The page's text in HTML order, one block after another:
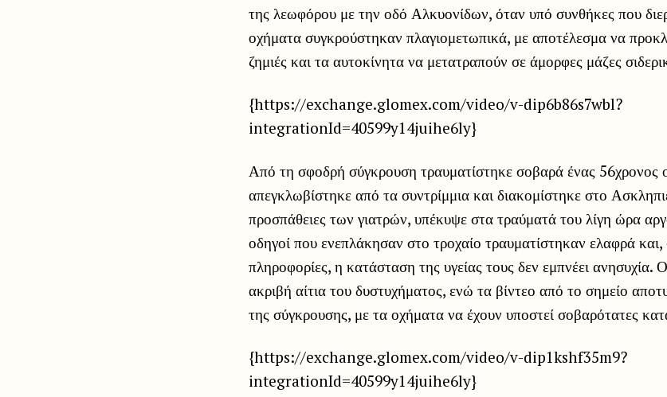
της λεωφόρου με την οδό Αλκυονίδων, όταν υπό συνθήκες που
οχήματα συγκρούστηκαν πλαγιομετωπικά, με αποτέλεσμα να
ζημιές και τα αυτοκίνητα να μετατραπούν σε άμορφες μάζες
{https://exchange.glomex.com/video/v-dip6b86s7wbl?
integrationId=40599y14juihe6ly}
Από τη σφοδρή σύγκρουση τραυματίστηκε σοβαρά ένας 56χρονος
απεγκλωβίστηκε από τα συντρίμμια και διακομίστηκε στο
προσπάθειες των γιατρών, υπέκυψε στα τραύματά του λίγη ώρα
οδηγοί που ενεπλάκησαν στο τροχαίο τραυματίστηκαν ελαφρά
πληροφορίες, η κατάσταση της υγείας τους δεν εμπνέει ανησυχία.
ακριβή αίτια του δυστυχήματος, ενώ τα βίντεο από το σημείο
της σύγκρουσης, με τα οχήματα να έχουν υποστεί σοβαρότατες
{https://exchange.glomex.com/video/v-dip1kshf35m9?
integrationId=40599y14juihe6ly}